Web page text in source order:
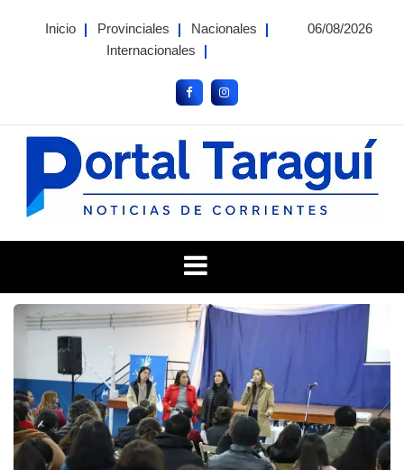
Inicio Provinciales
Nacionales
Internacionales
06/08/2026
Portal Taragui